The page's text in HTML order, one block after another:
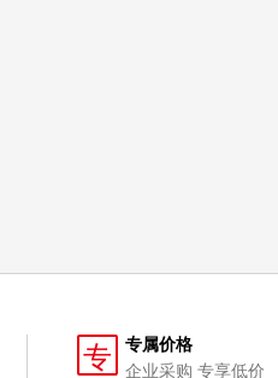
专
专属价格
企业采购 专享低价